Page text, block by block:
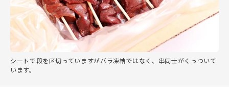
シートで段を区切っていますがバラ凍結ではなく、串同士がくっついて
います。